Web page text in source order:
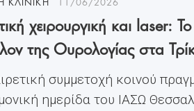
χειρουργική και
της Ουρολογίας στα
συμμετοχή κοινού
ημερίδα του ΙΑΣΩ